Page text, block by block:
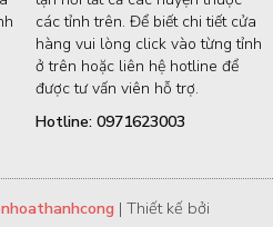
các tỉnh trên. Để biết chi tiết cửa
hàng vui lòng click vào từng tỉnh
ở trên hoặc liên hệ hotline để
được tư vấn viên hỗ trợ.
Hotline: 0971623003
| Thiết kế bởi